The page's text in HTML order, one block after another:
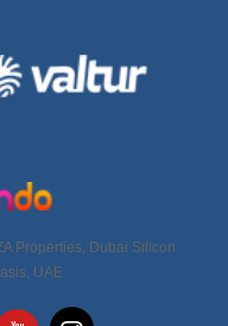
Properties, Dubai Silicon
UAE